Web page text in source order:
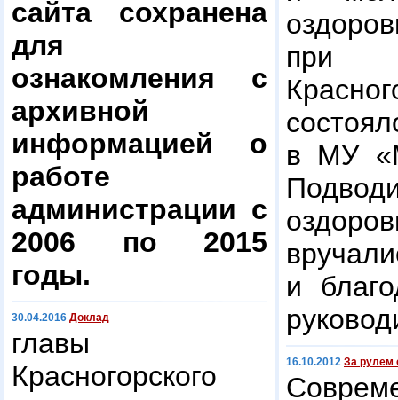
сайта сохранена
для
ознакомления с
архивной
информацией о
работе
администрации с
2006 по 2015
годы.
30.04.2016 Доклад
главы
Красногорского
при
в МУ
и
16.10.2012 За рулем